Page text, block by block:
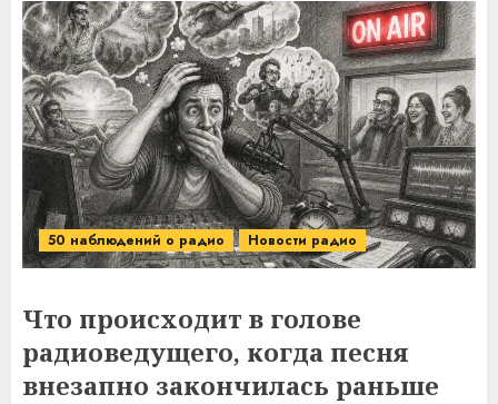
50 наблюдений о радио Новости радио
Что происходит в голове
радиоведущего, когда песня
внезапно закончилась раньше